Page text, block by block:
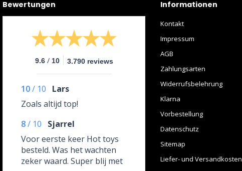
Bewertungen
9.6 / 10 3.790 reviews
10 / 10
Lars
Zoals altijd top!
8 / 10
Sjarrel
Voor eerste keer Hot toys
besteld. Was het wachten
zeker waard. Super blij met
Informationen
Kontakt
Impressum
AGB
Zahlungsarten
Widerrufsbelehrung
Klarna
Vorbestellung
Datenschutz
Sitemap
Liefer- und Versandkosten